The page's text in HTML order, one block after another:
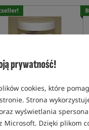
prywatność!
cookies, które
Strona
wyświetlania
Microsoft. Dzięki plikom
- Kulki proteinowe
PLN
KUP